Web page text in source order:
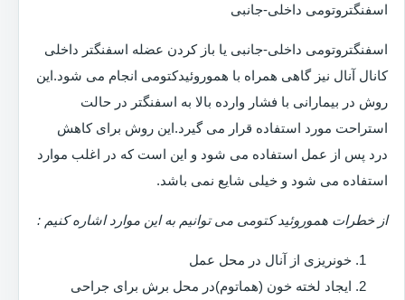
اسفنگتروتومی داخلی-جانبی
اسفنگتروتومی داخلی-جانبی یا باز کردن عضله اسفنگتر داخلی
کانال آنال نیز گاهی همراه با هموروئیدکتومی انجام می شود.این
روش در بیمارانی با فشار وارده بالا به اسفنگتر در حالت
استراحت مورد استفاده قرار می گیرد.این روش برای کاهش
درد پس از عمل استفاده می شود و این است که در اغلب موارد
استفاده می شود و خیلی شایع نمی باشد.
از خطرات هموروئید کتومی می توانیم به این موارد اشاره کنیم :
خونریزی از آنال در محل عمل
ایجاد لخته خون (هماتوم)در محل برش برای جراحی